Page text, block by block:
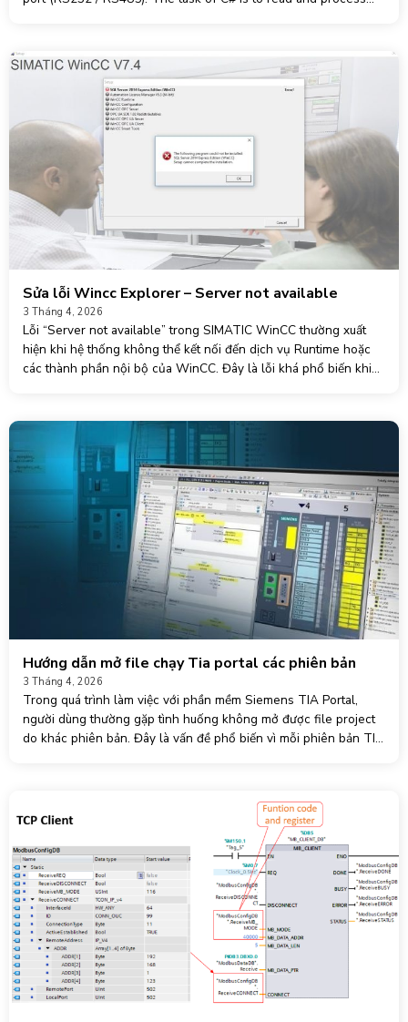
Sửa lỗi Wincc Explorer – Server not available
3 Tháng 4, 2026
Lỗi “Server not available” trong SIMATIC WinCC thường xuất
hiện khi hệ thống không thể kết nối đến dịch vụ Runtime hoặc
các thành phần nội bộ của WinCC. Đây là lỗi khá phổ biến khi
Hướng dẫn mở file chạy Tia portal các phiên bản
3 Tháng 4, 2026
Trong quá trình làm việc với phần mềm Siemens TIA Portal,
người dùng thường gặp tình huống không mở được file project
do khác phiên bản. Đây là vấn đề phổ biến vì mỗi phiên bản TIA